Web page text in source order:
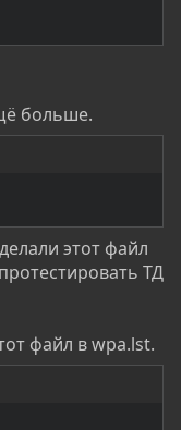
больше.
этот файл
ТД
файл в wpa.lst.